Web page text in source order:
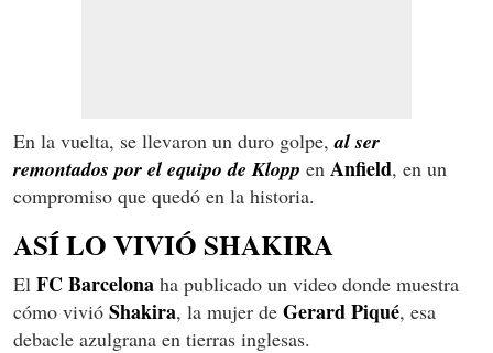
En la vuelta, se llevaron un duro golpe,al ser
remontados por el equipo de Klopp en Anfield, en un
compromiso que quedó en la historia.
ASÍ LO VIVIÓ SHAKIRA
El FC Barcelona ha publicado un video donde muestra
cómo vivió Shakira, la mujer de Gerard Piqué, esa
debacle azulgrana en tierras inglesas.